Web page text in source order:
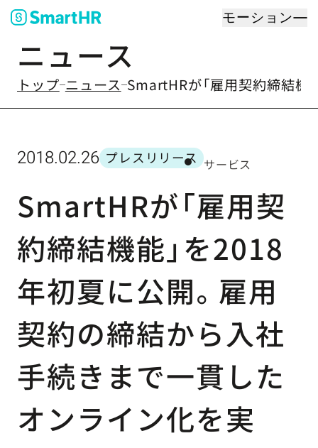
モーション
ニュース
トップ ニュースのなかの
SmartHRが「雇用契約締結機
2018.02.26
カテゴリー
プレスリリース サービス
SmartHRが「雇用契
約締結機能」を2018
年初夏に公開。雇用
契約の締結から入社
手続きまで一貫した
オンライン化を実